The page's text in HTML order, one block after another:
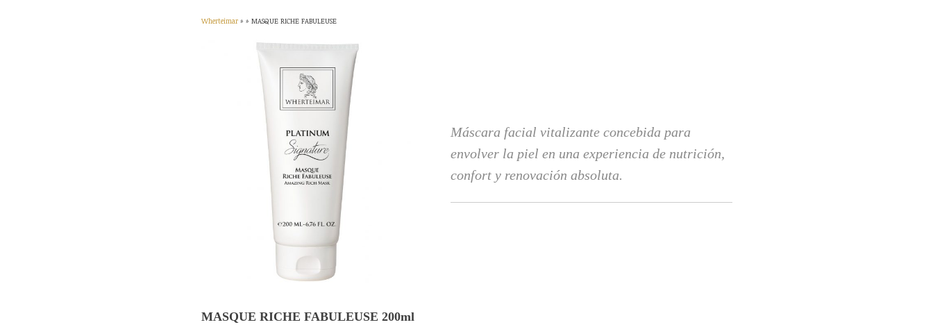
Wherteimar» » MASQUE RICHE FABULEUSE
Máscara facial vitalizante concebida para
envolver la piel en una experiencia de nutrición,
confort y renovación absoluta.
MASQUE RICHE FABULEUSE 200ml